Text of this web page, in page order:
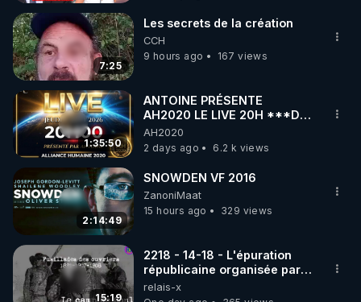
7:25
Les secrets de la création
CCH
9 hours ago
167 views
1:35:50
ANTOINE PRÉSENTE
AH2020 LE LIVE 20H ***DU
06/08/2026***
AH2020
2 days ago
6.2 k views
2:14:49
SNOWDEN VF 2016
ZanoniMaat
15 hours ago
329 views
15:19
2218 - 14-18 - L'épuration
républicaine organisée par
les frères de la truelle
relais-x